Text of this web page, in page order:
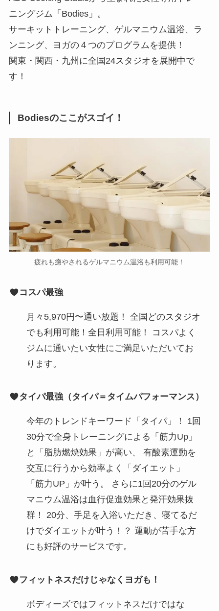
ニングジム「Bodies」。
サーキットトレーニング、ゲルマニウム温浴、ラ
ンニング、ヨガの４つのプログラムを提供！
関東・関西・九州に全国24スタジオを展開中で
す！
Bodiesのここがスゴイ！
疲れも癒やされるゲルマニウム温浴も利用可能！
コスパ最強
月々5,970円〜通い放題！ 全国どのスタジオ
でも利用可能！全日利用可能！ コスパよく
ジムに通いたい女性にご満足いただいてお
ります。
タイパ最強（タイパ＝タイムパフォーマンス）
今年のトレンドキーワード「タイパ」！ 1回
30分で全身トレーニングによる「筋力Up」
と「脂肪燃焼効果」が高い、 有酸素運動を
交互に行うから効率よく「ダイエット」
「筋力UP」が叶う。 さらに1回20分のゲル
マニウム温浴は血行促進効果と発汗効果抜
群！ 20分、手足を入浴いただき、寝てるだ
けでダイエットが叶う！？ 運動が苦手な方
にも好評のサービスです。
フィットネスだけじゃなくヨガも！
ボディーズではフィットネスだけではな